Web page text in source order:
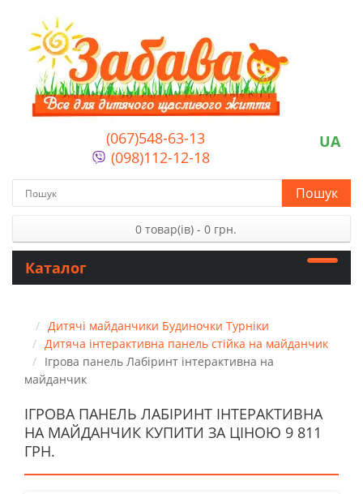
(067)548-63-13
(098)112-12-18
UA
Пошук
0 товар(ів) - 0 грн.
Каталог
Дитячі майданчики Будиночки Турніки
Дитяча інтерактивна панель стійка на майданчик
Ігрова панель Лабіринт інтерактивна на
майданчик
ІГРОВА ПАНЕЛЬ ЛАБІРИНТ ІНТЕРАКТИВНА
НА МАЙДАНЧИК КУПИТИ ЗА ЦІНОЮ 9 811
ГРН.